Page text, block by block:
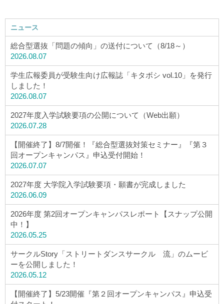
〒004-8631 北海道札幌市厚別区大谷地西2-3-1
Tel：011-891-2731（代表）
サイトマップ
© Copyright2026 Hokusei Gakuen University.
All rights reserved.
ニュース
総合型選抜「問題の傾向」の送付について（8/18～）
2026.08.07
学生広報委員が受験生向け広報誌「キタボシ vol.10」を発行
しました！
2026.08.07
2027年度入学試験要項の公開について（Web出願）
2026.07.28
【開催終了】8/7開催！『総合型選抜対策セミナー』『第３
回オープンキャンパス』申込受付開始！
2026.07.07
2027年度 大学院入学試験要項・願書が完成しました
2026.06.09
2026年度 第2回オープンキャンパスレポート【スナップ公開
中！】
2026.05.25
サークルStory「ストリートダンスサークル 流」のムービ
ーを公開しました！
2026.05.12
【開催終了】5/23開催『第２回オープンキャンパス』申込受